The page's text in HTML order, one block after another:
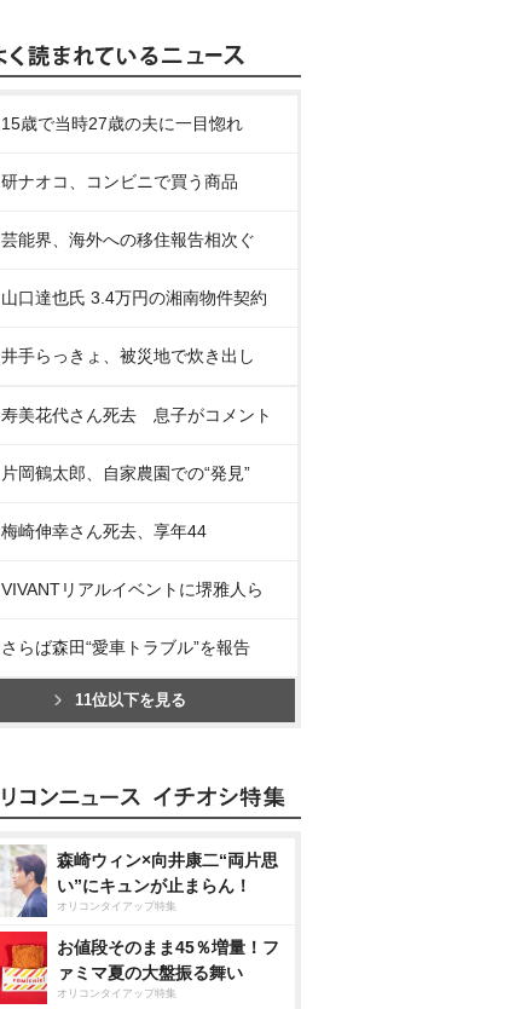
15歳で当時27歳の夫に一目惚れ
研ナオコ、コンビニで買う商品
芸能界、海外への移住報告相次ぐ
山口達也氏 3.4万円の湘南物件契約
井手らっきょ、被災地で炊き出し
寿美花代さん死去 息子がコメント
片岡鶴太郎、自家農園での“発見”
梅崎伸幸さん死去、享年44
VIVANTリアルイベントに堺雅人ら
さらば森田“愛車トラブル”を報告
11位以下を見る
森崎ウィン×向井康二“両片思
い”にキュンが止まらん！
オリコンタイアップ特集
お値段そのまま45％増量！フ
ァミマ夏の大盤振る舞い
オリコンタイアップ特集